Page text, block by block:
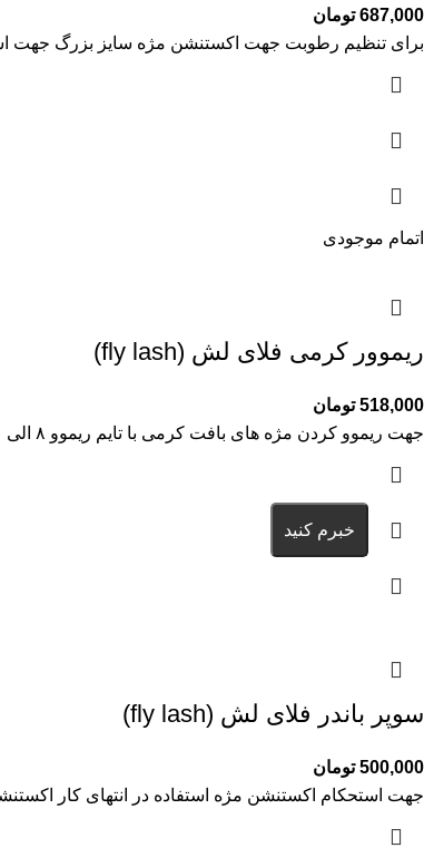
687,000 تومان
برای تنظیم رطوبت جهت اکستنشن مژه سایز بزرگ جهت
اتمام موجودی
ریموور کرمی فلای لش (fly lash)
518,000 تومان
جهت ریموو کردن مژه های بافت کرمی با تایم ریموو ۸ الی ۱۰ دقیقه حجم ۱۰ گرمی محصول کشور کره
خبرم کنید
سوپر باندر فلای لش (fly lash)
500,000 تومان
جهت استحکام اکستنشن مژه استفاده در انتهای کار اکستنشن جهت ضداب